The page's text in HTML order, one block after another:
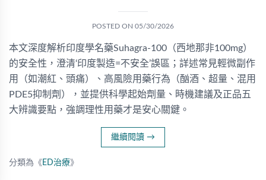
POSTED ON 05/30/2026
本文深度解析印度學名藥Suhagra-100（西地那非100mg）
的安全性，澄清‘印度製造=不安全’誤區；詳述常見輕微副作
用（如潮紅、頭痛）、高風險用藥行為（酗酒、超量、混用
PDE5抑制劑），並提供科學起始劑量、時機建議及正品五
大辨識要點，強調理性用藥才是安心關鍵。
繼續閱讀 →
分類為《 ED治療》